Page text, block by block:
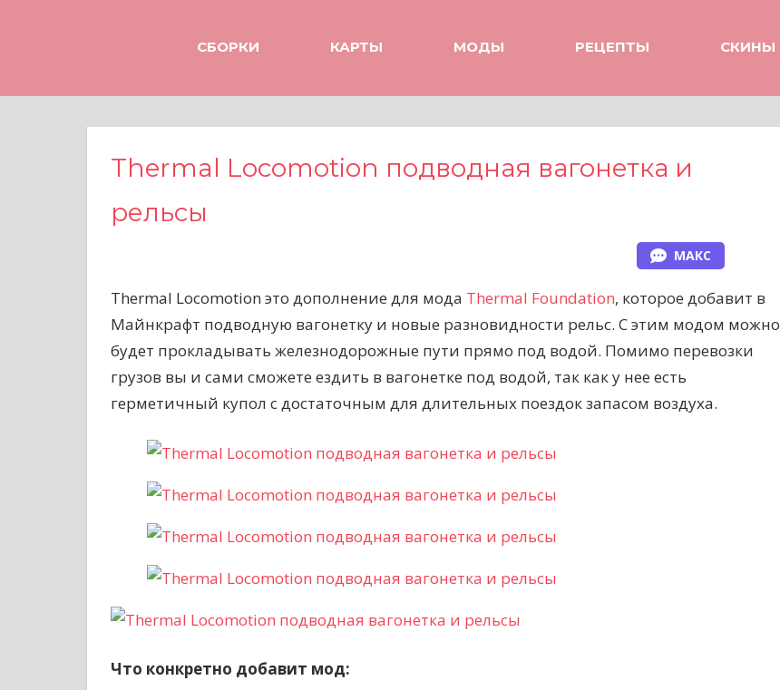
е
СБОРКИ КАРТЫ МОДЫ РЕЦЕПТЫ СКИНЫ
Thermal Locomotion подводная вагонетка и
рельсы
МАКС
Thermal Locomotion это дополнение для мода Thermal Foundation, которое добавит в
Майнкрафт подводную вагонетку и новые разновидности рельс. С этим модом можно
будет прокладывать железнодорожные пути прямо под водой. Помимо перевозки
грузов вы и сами сможете ездить в вагонетке под водой, так как у нее есть
герметичный купол с достаточным для длительных поездок запасом воздуха.
Что конкретно добавит мод: